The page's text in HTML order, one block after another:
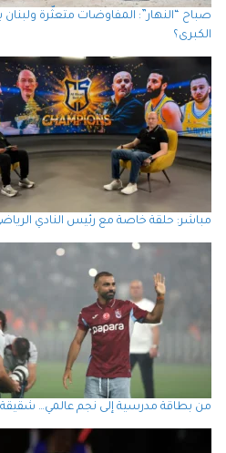
صباح “النهار”: المفاوضات متعثّرة ولبنان
الكبرى؟
مباشر: حلقة خاصة مع رئيس النادي
من بطاقة مدرسية إلى نجم عالمي…